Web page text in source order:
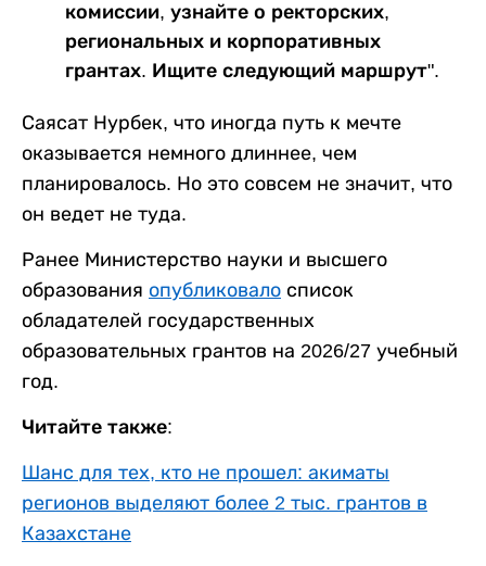
комиссии, узнайте о ректорских,
региональных и корпоративных
грантах. Ищите следующий маршрут".
Саясат Нурбек, что иногда путь к мечте
оказывается немного длиннее, чем
планировалось. Но это совсем не значит, что
он ведет не туда.
Ранее Министерство науки и высшего
образования опубликовало список
обладателей государственных
образовательных грантов на 2026/27 учебный
год.
Читайте также:
Шанс для тех, кто не прошел: акиматы
регионов выделяют более 2 тыс. грантов в
Казахстане